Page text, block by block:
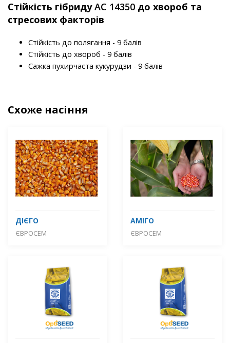
Стійкість гібридуАС 14350 до хвороб та
стресових факторів
Стійкість до полягання - 9 балів
Стійкість до хвороб - 9 балів
Сажка пухирчаста кукурудзи - 9 балів
Схоже насіння
ДІЄГО
ЄВРОСЕМ
АМІГО
ЄВРОСЕМ